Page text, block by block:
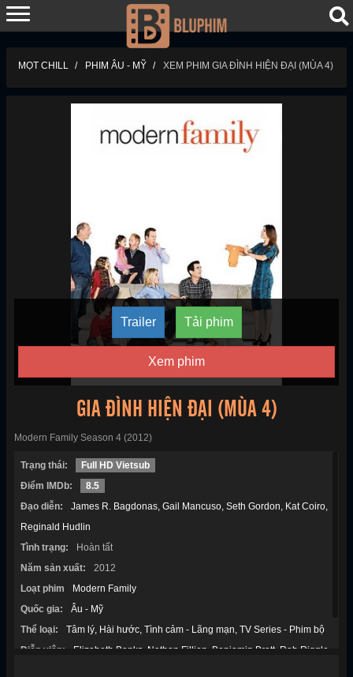
MỌT CHILL PHIM ÂU - MỸ XEM PHIM GIA ĐÌNH HIỆN ĐẠI (MÙA 4)
Trailer Tải phim
Xem phim
GIA ĐÌNH HIỆN ĐẠI (MÙA 4)
Modern Family Season 4 (2012)
Trạng thái:
Full HD Vietsub
Điểm IMDb:
8.5
Đạo diễn:
James R. Bagdonas Gail Mancuso Seth Gordon
Kat Coiro
Reginald Hudlin
Tình trạng:
Hoàn tất
Năm sản xuất:
2012
Loạt phim
Modern Family
Quốc gia:
Âu - Mỹ
Thể loại:
Tâm lý Hài hước Tình cảm - Lãng mạn TV Series - Phim bộ
Diễn viên:
Elizabeth Banks Nathan Fillion Benjamin Bratt Rob Riggle